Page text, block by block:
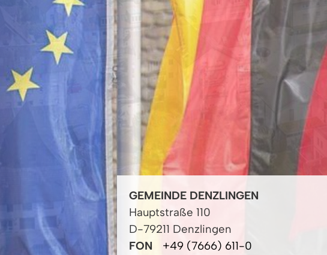
GEMEINDE DENZLINGEN
Hauptstraße 110
D-79211 Denzlingen
FON
+49 (7666) 611-0